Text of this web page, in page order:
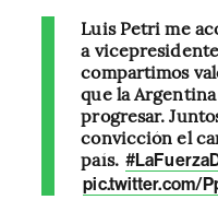
Luis Petri me
a
compartimos
que la
progresar.
convicción el
país.
pic.twitter.com/